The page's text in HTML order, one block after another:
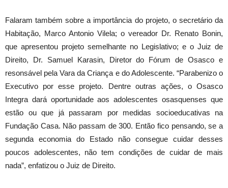
Falaram também sobre a importância do projeto, o secretário da
Habitação, Marco Antonio Vilela; o vereador Dr. Renato Bonin,
que apresentou projeto semelhante no Legislativo; e o Juiz de
Direito, Dr. Samuel Karasin, Diretor do Fórum de Osasco e
resonsável pela Vara da Criança e do Adolescente. “Parabenizo o
Executivo por esse projeto. Dentre outras ações, o Osasco
Integra dará oportunidade aos adolescentes osasquenses que
estão ou que já passaram por medidas socioeducativas na
Fundação Casa. Não passam de 300. Então fico pensando, se a
segunda economia do Estado não consegue cuidar desses
poucos adolescentes, não tem condições de cuidar de mais
nada”, enfatizou o Juiz de Direito.